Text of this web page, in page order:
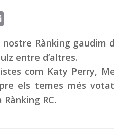
Rànking gaudim
entre d’altres.
com Katy Perry,
els temes més
RC.